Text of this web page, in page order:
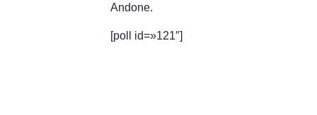
Andone.
[poll id=»121″]